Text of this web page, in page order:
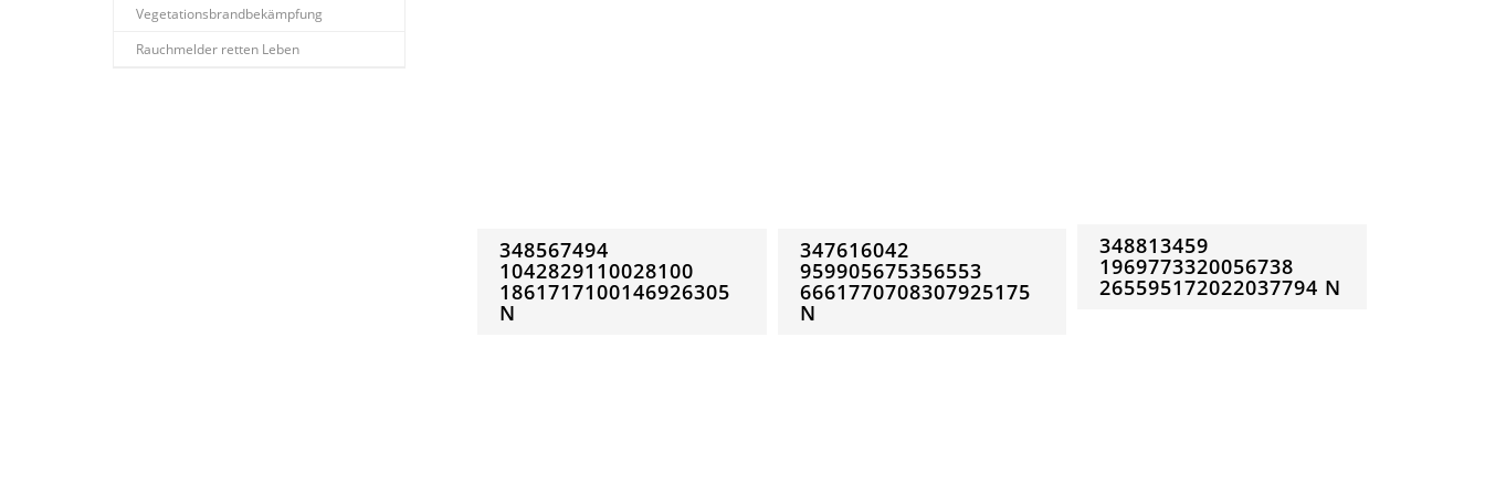
348567494
1042829110028100
1861717100146926305
N
347616042
959905675356553
6661770708307925175
N
348813459
1969773320056738
265595172022037794 N
Vegetationsbrandbekämpfung
Rauchmelder retten Leben